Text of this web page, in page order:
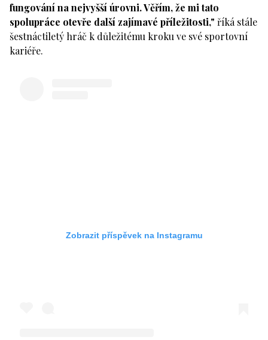
fungování na nejvyšší úrovni. Věřím, že mi tato
spolupráce otevře další zajímavé příležitosti," říká stále
šestnáctiletý hráč k důležitému kroku ve své sportovní
kariéře.
Zobrazit příspěvek na Instagramu